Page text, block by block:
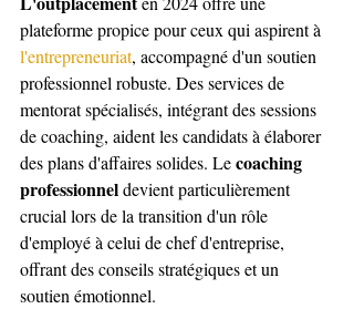
plateforme propice pour ceux qui aspirent à
l'entrepreneuriat, accompagné d'un soutien
professionnel robuste. Des services de
mentorat spécialisés, intégrant des sessions
de coaching, aident les candidats à élaborer
des plans d'affaires solides. Le coaching
professionnel devient particulièrement
crucial lors de la transition d'un rôle
d'employé à celui de chef d'entreprise,
offrant des conseils stratégiques et un
soutien émotionnel.